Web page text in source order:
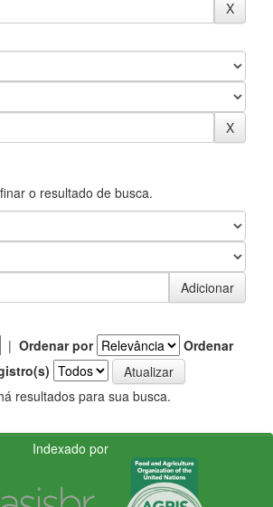
o resultado de busca.
| Ordenar por
Ordenar
resultados para sua busca.
Indexado por